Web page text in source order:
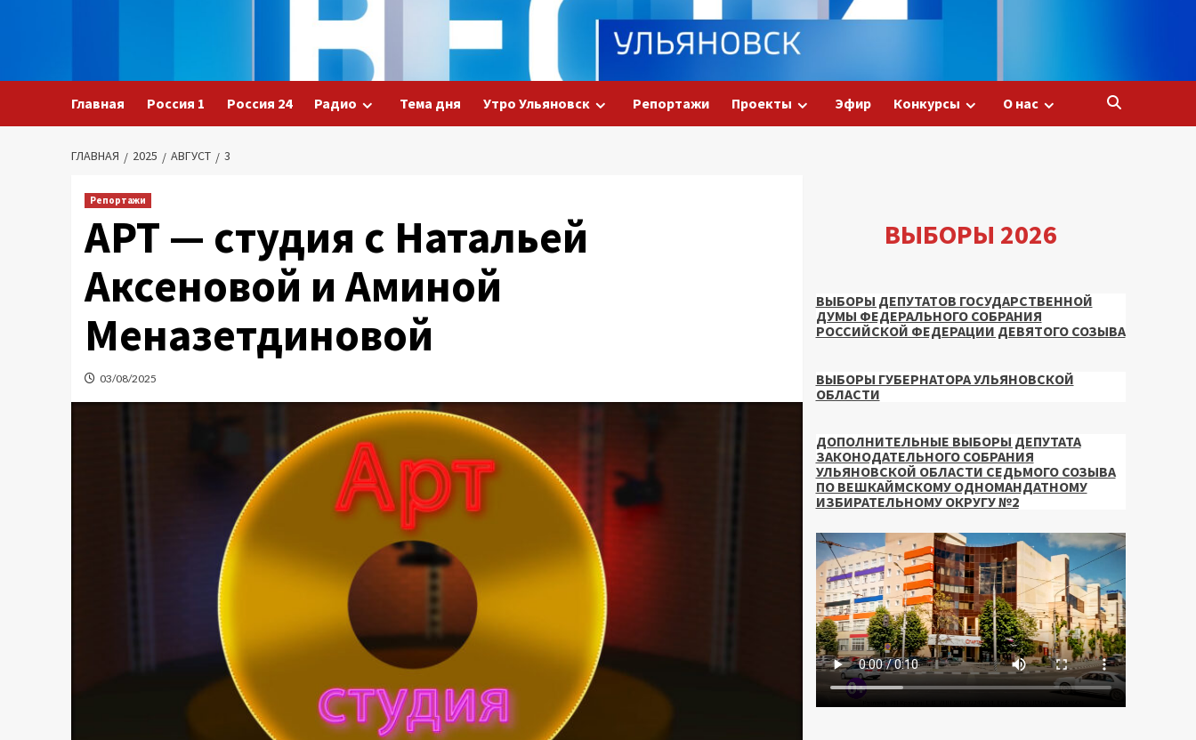
Главная Россия 1 Россия 24 Радио Тема дня Утро Ульяновск Репортажи Проекты Эфир Конкурсы О нас
ГЛАВНАЯ 2025 АВГУСТ 3
Репортажи
АРТ — студия с Натальей
Аксеновой и Аминой
Меназетдиновой
03/08/2025
ВЫБОРЫ 2026
ВЫБОРЫ ДЕПУТАТОВ ГОСУДАРСТВЕННОЙ
ДУМЫ ФЕДЕРАЛЬНОГО СОБРАНИЯ
РОССИЙСКОЙ ФЕДЕРАЦИИ ДЕВЯТОГО СОЗЫВА
ВЫБОРЫ ГУБЕРНАТОРА УЛЬЯНОВСКОЙ
ОБЛАСТИ
ДОПОЛНИТЕЛЬНЫЕ ВЫБОРЫ ДЕПУТАТА
ЗАКОНОДАТЕЛЬНОГО СОБРАНИЯ
УЛЬЯНОВСКОЙ ОБЛАСТИ СЕДЬМОГО СОЗЫВА
ПО ВЕШКАЙМСКОМУ ОДНОМАНДАТНОМУ
ИЗБИРАТЕЛЬНОМУ ОКРУГУ №2